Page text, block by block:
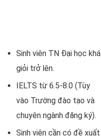
Sinh viên TN Đại học khá
giỏi trở lên.
IELTS từ 6.5-8.0 (Tùy
vào Trường đào tạo và
chuyên ngành đăng ký).
Sinh viên cần có đề xuất